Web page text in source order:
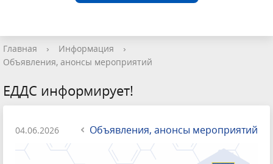
Главная › Информация
›
Объявления, анонсы мероприятий
ЕДДС информирует!
04.06.2026 Объявления, анонсы мероприятий